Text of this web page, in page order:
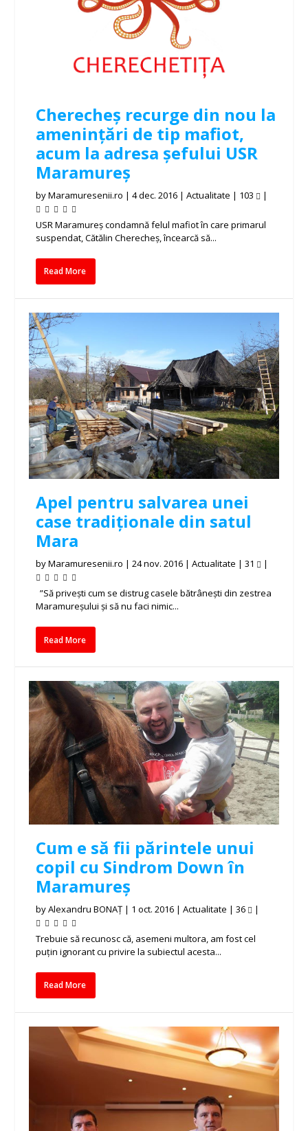
Cherecheș recurge din nou la
amenințări de tip mafiot,
acum la adresa șefului USR
Maramureș
byMaramuresenii.ro |4 dec. 2016 |Actualitate | 103 |
USR Maramureş condamnă felul mafiot în care primarul
suspendat, Cătălin Cherecheş, încearcă să...
Read More
Apel pentru salvarea unei
case tradiționale din satul
Mara
byMaramuresenii.ro |24 nov. 2016 |Actualitate |31 |
”Să privești cum se distrug casele bătrânești din zestrea
Maramureșului și să nu faci nimic...
Read More
Cum e să fii părintele unui
copil cu Sindrom Down în
Maramureș
byAlexandru BONAȚ | 1 oct. 2016 |Actualitate |36 |
Trebuie să recunosc că, asemeni multora, am fost cel
puțin ignorant cu privire la subiectul acesta...
Read More